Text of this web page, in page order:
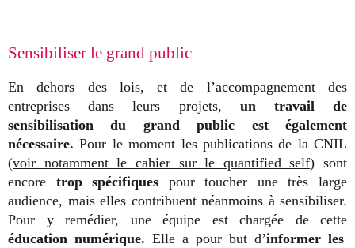
Sensibiliser le grand public
En dehors des lois, et de l’accompagnement des
entreprises dans leurs projets, un travail de
sensibilisation du grand public est également
nécessaire. Pour le moment les publications de la CNIL
(voir notamment le cahier sur le quantified self) sont
encore trop spécifiques pour toucher une très large
audience, mais elles contribuent néanmoins à sensibiliser.
Pour y remédier, une équipe est chargée de cette
éducation numérique. Elle a pour but d’informer les